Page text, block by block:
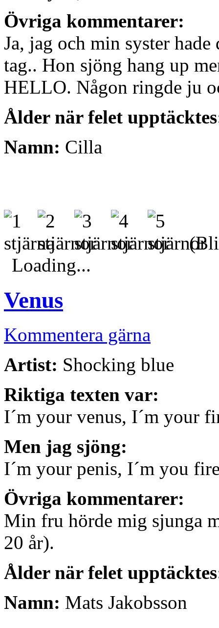
Övriga kommentarer:
Ja, jag och min syster
tag.. Hon sjöng hang up
HELLO. Någon ringde ju
Ålder när felet
Namn: Cilla
(Bli
Loading...
Venus
Kommentera gärna
Artist: Shocking blue
Riktiga texten var:
I´m your venus, I´m your
Men jag sjöng:
I´m your penis, I´m you
Övriga kommentarer:
Min fru hörde mig sjunga
20 år).
Ålder när felet
Namn: Mats Jakobsson